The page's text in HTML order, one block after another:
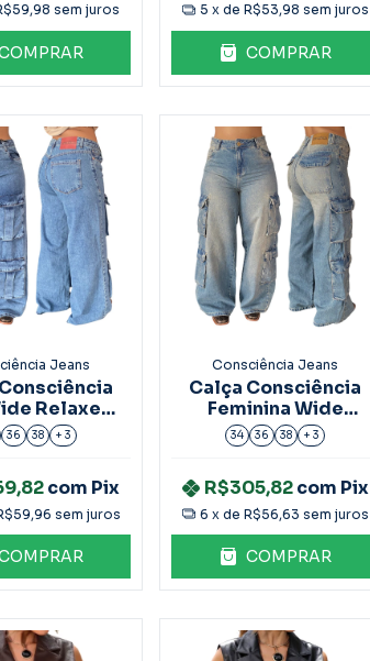
sem juros 5 x de R$53,98 sem juros
COMPRAR
Jeans
Relaxed
25304
36 38 + 3
com Pix
sem juros
Consciência Jeans
Calça Consciência
Feminina Wide
Relaxed 24957
34 36 38 + 3
R$305,82com Pix
6 x de R$56,63 sem juros
COMPRAR